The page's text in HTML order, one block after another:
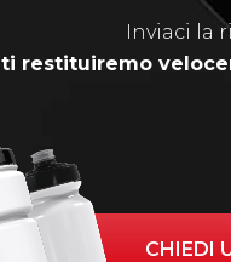
Inviaci la
ti restituiremo
CHIEDI